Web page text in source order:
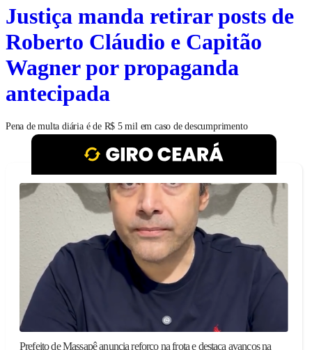
Justiça manda retirar posts de
Roberto Cláudio e Capitão
Wagner por propaganda
antecipada
Pena de multa diária é de R$ 5 mil em caso de descumprimento
Prefeito de Massapê anuncia reforço na frota e destaca avanços na